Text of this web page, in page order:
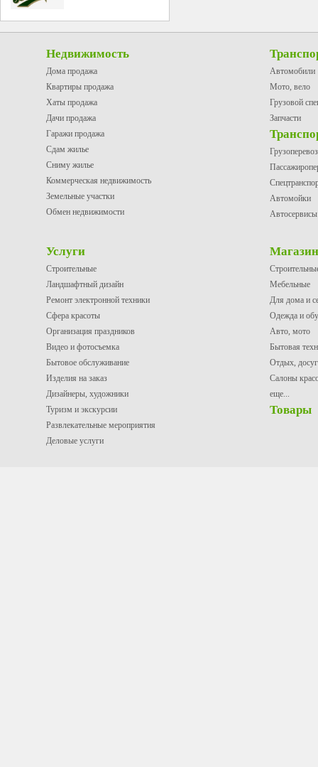
Недвижимость
Дома продажа
Квартиры продажа
Хаты продажа
Дачи продажа
Гаражи продажа
Сдам жилье
Сниму жилье
Коммерческая недвижимость
Земельные участки
Обмен недвижимости
Автомобили
Мото, вело
Грузовой
Запчасти
Автомойки
Автосервисы
Услуги
Строительные
Ландшафтный дизайн
Ремонт электронной техники
Сфера красоты
Организация праздников
Видео и фотосъемка
Бытовое обслуживание
Изделия на заказ
Дизайнеры, художники
Туризм и экскурсии
Развлекательные мероприятия
Деловые услуги
Мебельные
Для дома и
Одежда и
Авто, мото
Бытовая
Отдых, досуг
Салоны
еще...
Товары